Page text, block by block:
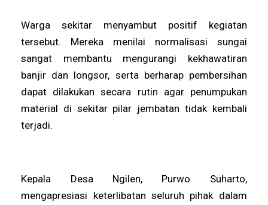
Warga sekitar menyambut positif kegiatan
tersebut. Mereka menilai normalisasi sungai
sangat membantu mengurangi kekhawatiran
banjir dan longsor, serta berharap pembersihan
dapat dilakukan secara rutin agar penumpukan
material di sekitar pilar jembatan tidak kembali
terjadi.
Kepala Desa Ngilen, Purwo Suharto,
mengapresiasi keterlibatan seluruh pihak dalam